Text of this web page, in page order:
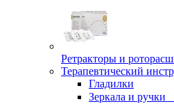
Ретракторы и
Терапевтический
Гладилки
Зеркала и ручки